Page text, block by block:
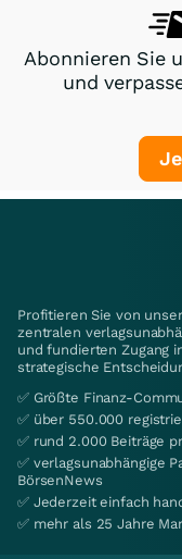
Abonnieren Sie
und
Profitieren Sie von
zentralen
und fundierten Zugang
strategische
✅ Größte Finanz-
✅ über 550.000
✅ rund 2.000 Beiträge
✅ verlagsunabhängige
BörsenNews
✅ Jederzeit einfach
✅ mehr als 25 Jahre